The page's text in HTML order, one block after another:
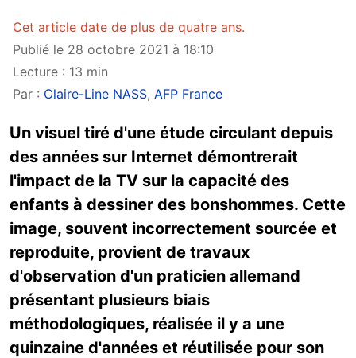
Cet article date de plus de quatre ans.
Publié le 28 octobre 2021 à 18:10
Lecture : 13 min
Par : Claire-Line NASS, AFP France
Un visuel tiré d'une étude circulant depuis
des années sur Internet démontrerait
l'impact de la TV sur la capacité des
enfants à dessiner des bonshommes. Cette
image, souvent incorrectement sourcée et
reproduite, provient de travaux
d'observation d'un praticien allemand
présentant plusieurs biais
méthodologiques, réalisée il y a une
quinzaine d'années et réutilisée pour son